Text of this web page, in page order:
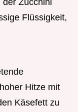
Flüssigkeit,
Hitze mit
Käsefett zu